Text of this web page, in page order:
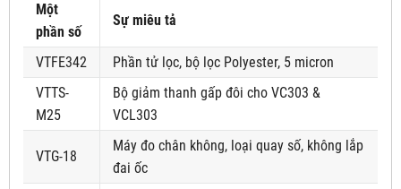
Một
phần số
Sự miêu tả
VTFE342
Phần tử lọc, bộ lọc Polyester, 5 micron
VTTS-
M25
Bộ giảm thanh gấp đôi cho VC303 &
VCL303
VTG-18
Máy đo chân không, loại quay số, không lắp
đai ốc